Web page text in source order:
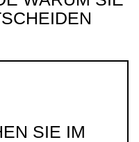
SIE IM